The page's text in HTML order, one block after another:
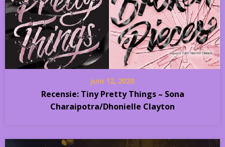
juni 12, 2020
Recensie: Tiny Pretty Things – Sona
Charaipotra/Dhonielle Clayton